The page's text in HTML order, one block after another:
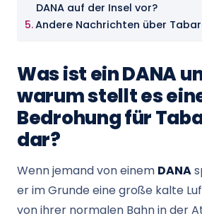
DANA auf der Insel vor?
Andere Nachrichten über
Was ist ein DANA
warum stellt es
Bedrohung für
dar?
Wenn jemand von einem DANA
er im Grunde eine große kalte
von ihrer normalen Bahn in der